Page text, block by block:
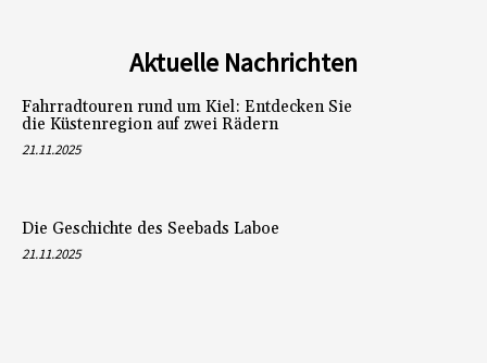
Aktuelle Nachrichten
Fahrradtouren rund um Kiel: Entdecken Sie
die Küstenregion auf zwei Rädern
21.11.2025
Die Geschichte des Seebads Laboe
21.11.2025